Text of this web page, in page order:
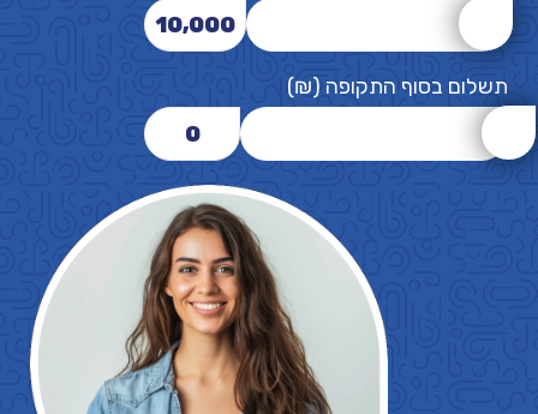
10,000
תשלום בסוף התקופה (₪)
0